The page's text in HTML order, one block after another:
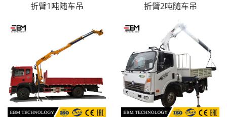
折臂1吨随车吊 折臂2吨随车吊